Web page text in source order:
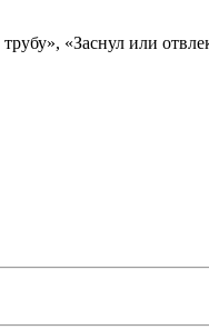
«Заснул или